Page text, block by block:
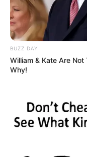
Esse tipo de
reaproveitado
anos de festa
BUZZ DAY
William & Kate Are Not
Why!